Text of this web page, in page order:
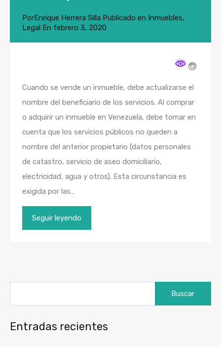
PorEnrique Herrera Silla Publicado en Inmuebles,
Legal En febrero 3, 2020
Cuando se vende un inmueble, debe actualizarse el
nombre del beneficiario de los servicios. Al comprar
o adquirir un inmueble en Venezuela, debe tomar en
cuenta que los servicios públicos no queden a
nombre del anterior propietario (datos personales
de catastro, servicio de aseo domiciliario,
electricidad, agua y otros). Esta circunstancia es
exigida por las…
Seguir leyendo
Entradas recientes